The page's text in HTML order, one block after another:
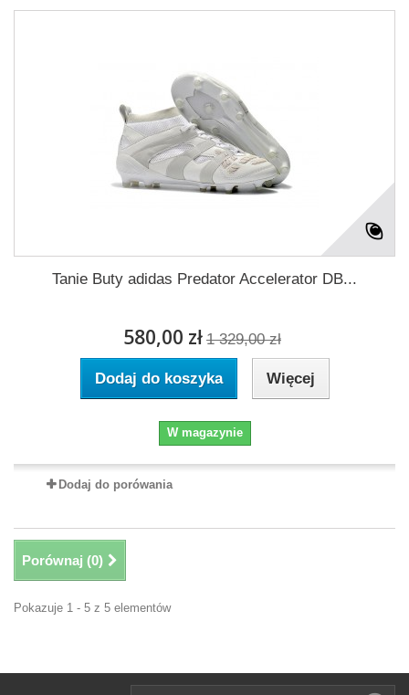
Tanie Buty adidas Predator Accelerator DB...
580,00 zł 1 329,00 zł
Dodaj do koszyka Więcej
W magazynie
Dodaj do porówania
Porównaj (0)
Pokazuje 1 - 5 z 5 elementów